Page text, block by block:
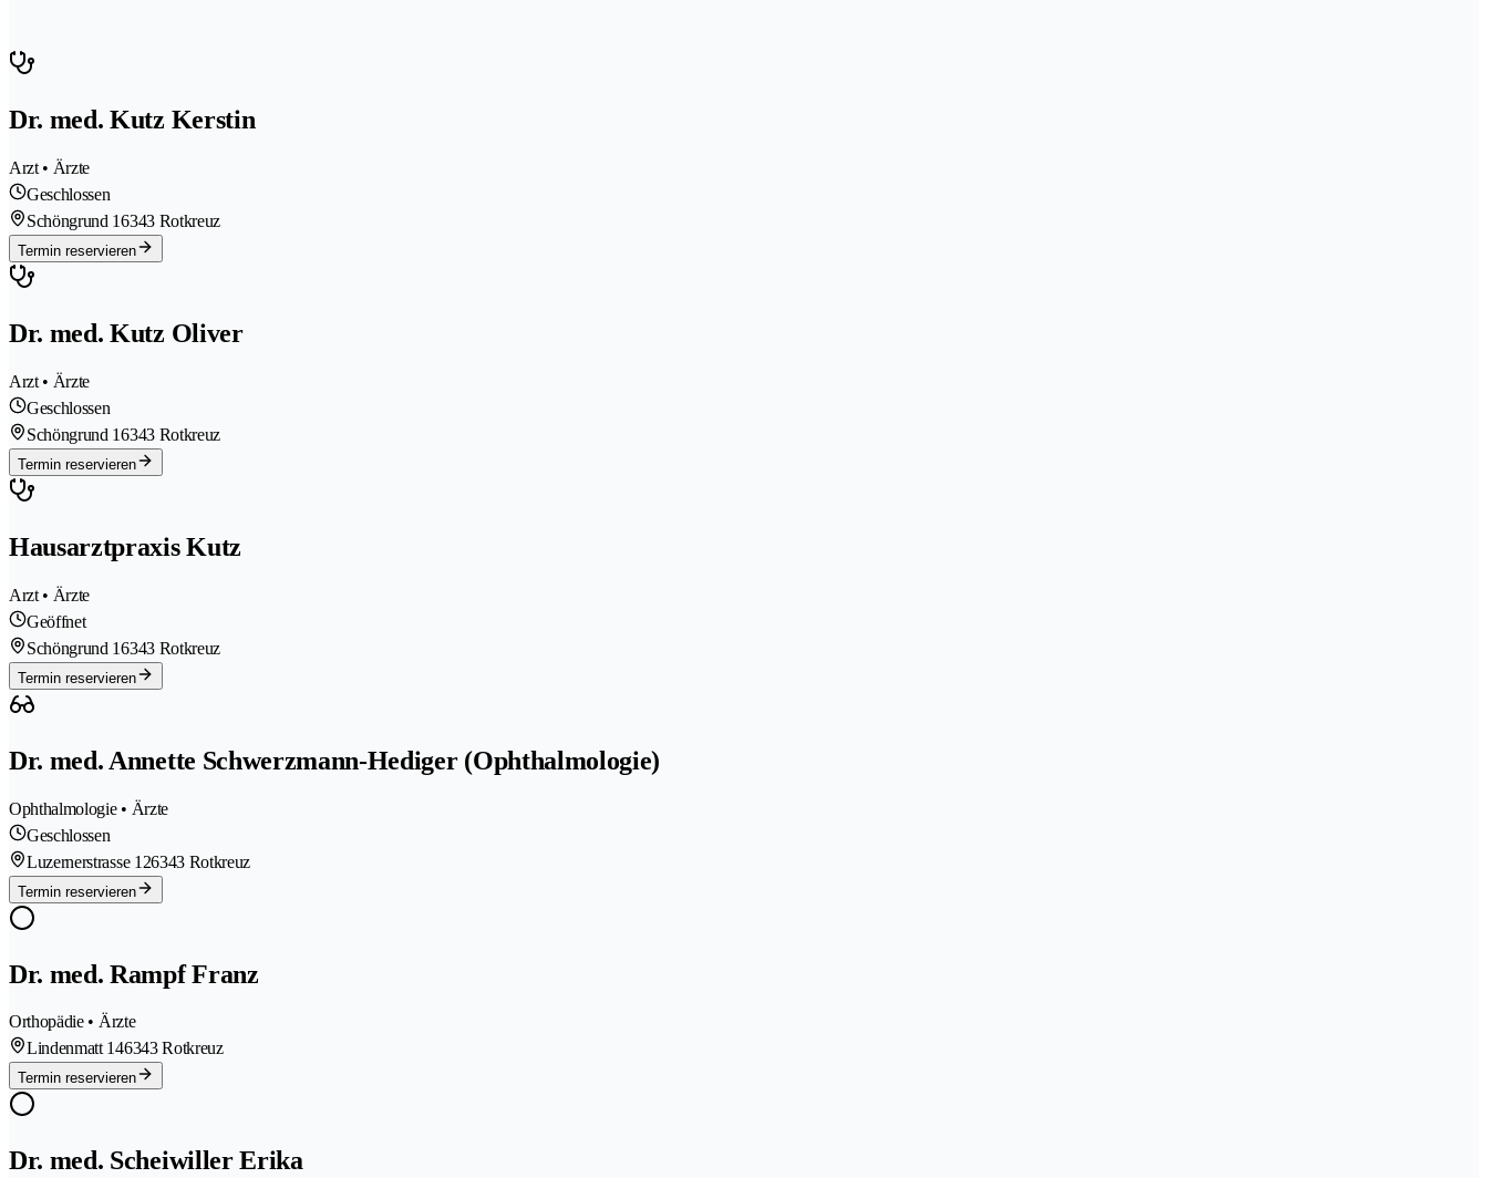
Dr. med. Kutz Kerstin
Arzt • Ärzte
Geschlossen
Schöngrund 16343 Rotkreuz
Termin reservieren
Dr. med. Kutz Oliver
Arzt • Ärzte
Geschlossen
Schöngrund 16343 Rotkreuz
Termin reservieren
Hausarztpraxis Kutz
Arzt • Ärzte
Geöffnet
Schöngrund 16343 Rotkreuz
Termin reservieren
Dr. med. Annette Schwerzmann-Hediger (Ophthalmologie)
Ophthalmologie • Ärzte
Geschlossen
Luzernerstrasse 126343 Rotkreuz
Termin reservieren
Dr. med. Rampf Franz
Orthopädie • Ärzte
Lindenmatt 146343 Rotkreuz
Termin reservieren
Dr. med. Scheiwiller Erika